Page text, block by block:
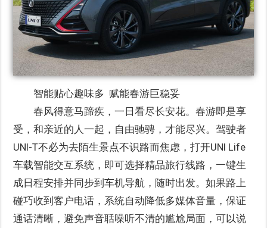
智能贴心趣味多 赋能春游巨稳妥
春风得意马蹄疾，一日看尽长安花。春游即是享
受，和亲近的人一起，自由驰骋，才能尽兴。驾驶者
UNI-T不必为去陌生景点不识路而焦虑，打开UNI Life
车载智能交互系统，即可选择精品旅行线路，一键生
成日程安排并同步到车机导航，随时出发。如果路上
碰巧收到客户电话，系统自动降低多媒体音量，保证
通话清晰，避免声音聒噪听不清的尴尬局面，可以说